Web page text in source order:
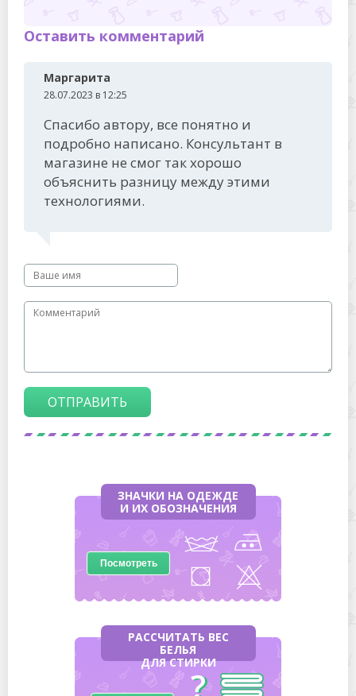
Оставить комментарий
Маргарита
28.07.2023 в 12:25
Спасибо автору, все понятно и
подробно написано. Консультант в
магазине не смог так хорошо
объяснить разницу между этими
технологиями.
ОТПРАВИТЬ
ЗНАЧКИ НА ОДЕЖДЕ
И ИХ ОБОЗНАЧЕНИЯ
Посмотреть
РАССЧИТАТЬ ВЕС
БЕЛЬЯ
ДЛЯ СТИРКИ